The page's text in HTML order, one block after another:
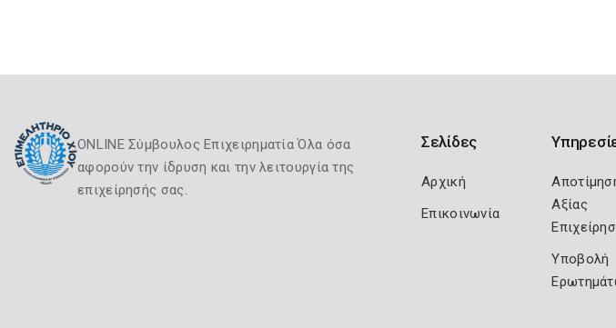
ONLINE Σύμβουλος Επιχειρηματία Όλα όσα
αφορούν την ίδρυση και την λειτουργία της
επιχείρησής σας.
Σελίδες
Αρχική
Επικοινωνία
Αξίας
Υποβολή